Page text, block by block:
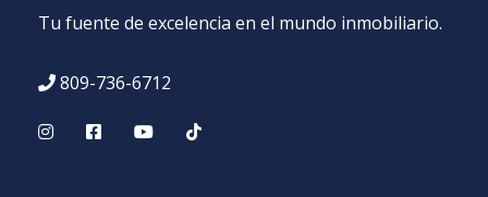
Tu fuente de excelencia en el mundo inmobiliario.
809-736-6712